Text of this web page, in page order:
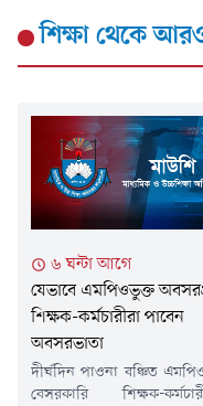
শিক্ষাথেকে
৬ ঘন্টা আগে
যেভাবে এমপিওভুক্ত
শিক্ষক-কর্মচারীরা পাবেন
অবসরভাতা
দীর্ঘদিন পাওনা বঞ্চিত
বেসরকারি শিক্ষক-